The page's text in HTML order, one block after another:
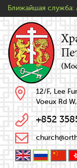
Ближайшая служба:
12/F, Lee
Voeux Rd
+852